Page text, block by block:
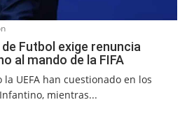
Futbol exige renuncia
al mando de la FIFA
la UEFA han cuestionado en los
mientras...